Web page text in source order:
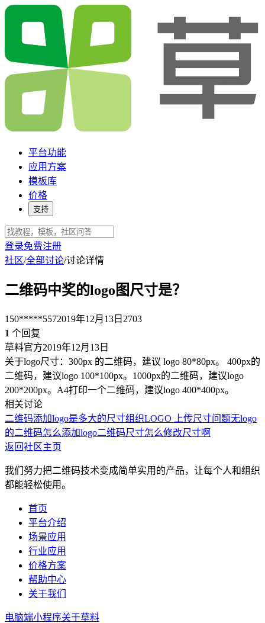
平台功能
应用方案
模板库
价格
支持
登录免费注册
社区/全部讨论/讨论详情
二维码中奖的logo图尺寸是？
150*****5572019年12月13日 2703
1 个回复
草料官方2019年12月13日
关于logo尺寸：300px 的二维码，建议 logo 80*80px。 400px的
二维码，建议logo 100*100px。1000px的二维码，建议logo
200*200px。A4打印一个二维码，建议logo 400*400px。
相关讨论
二维码添加logo是多大的尺寸组织LOGO 上传尺寸问题无logo
的二维码怎么添加logo二维码尺寸怎么修改尺寸啊
返回社区主页
我们努力把二维码技术变成简单实用的产品，让每个人和组织
都能轻松使用。
首页
平台介绍
场景应用
行业应用
价格方案
帮助中心
关于我们
电脑端小程序关于草料